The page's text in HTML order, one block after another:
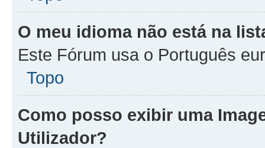
O meu idioma não está na
Este Fórum usa o Português
Topo
Como posso exibir uma
Utilizador?